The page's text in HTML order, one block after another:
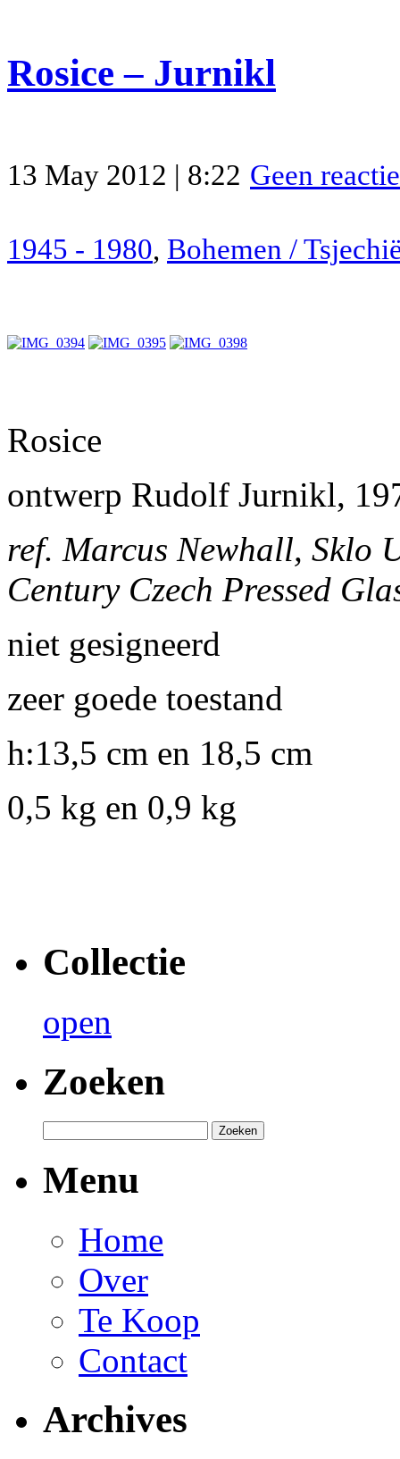
Rosice – Jurnikl
13 May 2012 | 8:22 Geen
1945 - 1980, Bohemen /
Rosice
ontwerp Rudolf Jurnikl,
ref. Marcus Newhall, Sklo
Century Czech Pressed
niet gesigneerd
zeer goede toestand
h:13,5 cm en 18,5 cm
0,5 kg en 0,9 kg
Collectie
open
Zoeken
Menu
Home
Over
Te Koop
Contact
Archives